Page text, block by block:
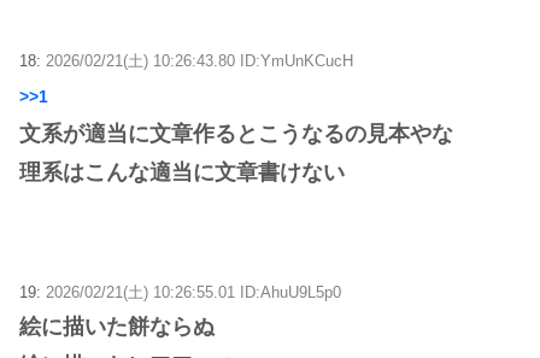
18: 2026/02/21(土) 10:26:43.80 ID:YmUnKCucH
>>1
文系が適当に文章作るとこうなるの見本やな
理系はこんな適当に文章書けない
19: 2026/02/21(土) 10:26:55.01 ID:AhuU9L5p0
絵に描いた餅ならぬ